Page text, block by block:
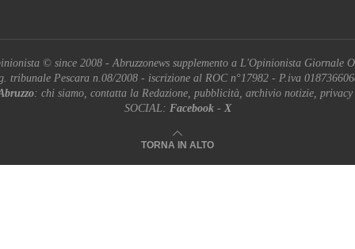
© since 2008 - Abruzzonews supplemento a L'Opinionista Giornale
tribunale Pescara n.08/2008 - iscrizione al ROC n°17982 - P.iva
: chi siamo, contatta la Redazione, pubblicità, archivio notizie, privacy
SOCIAL: Facebook- X
TORNA IN ALTO